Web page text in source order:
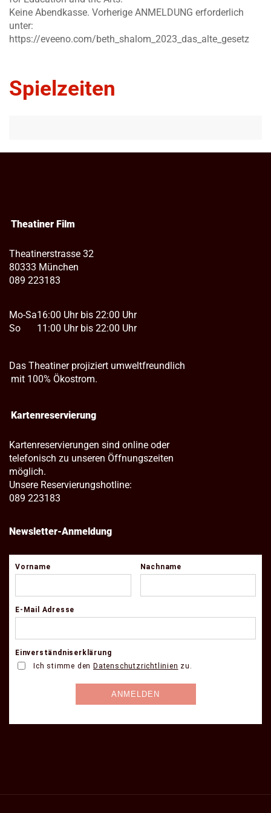
Keine Abendkasse. Vorherige ANMELDUNG erforderlich
unter:
https://eveeno.com/beth_shalom_2023_das_alte_gesetz
Spielzeiten
Theatiner Film
Theatinerstrasse 32
80333 München
089 223183
Mo-Sa
So
16:00 Uhr bis 22:00 Uhr
11:00 Uhr bis 22:00 Uhr
Das Theatiner projiziert umweltfreundlich
mit 100% Ökostrom.
Kartenreservierung
Kartenreservierungen sind online oder
telefonisch zu unseren Öffnungszeiten
möglich.
Unsere Reservierungshotline:
089 223183
Newsletter-Anmeldung